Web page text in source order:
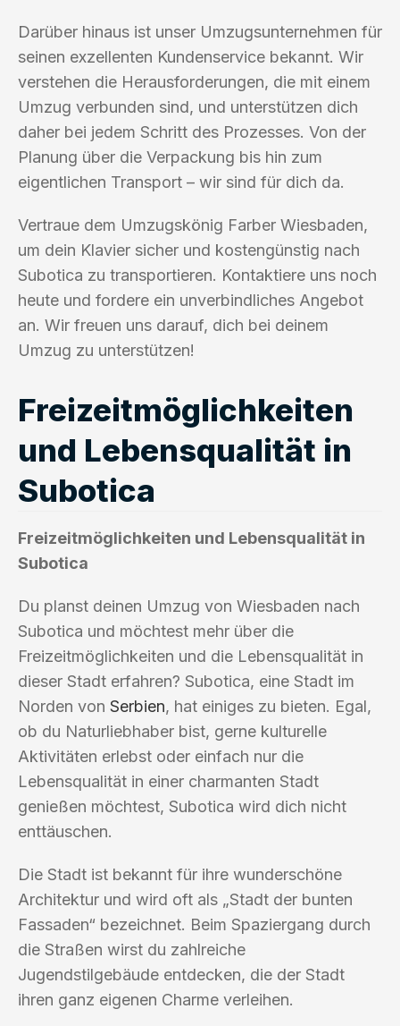
Darüber hinaus ist unser Umzugsunternehmen für
seinen exzellenten Kundenservice bekannt. Wir
verstehen die Herausforderungen, die mit einem
Umzug verbunden sind, und unterstützen dich
daher bei jedem Schritt des Prozesses. Von der
Planung über die Verpackung bis hin zum
eigentlichen Transport – wir sind für dich da.
Vertraue dem Umzugskönig Farber Wiesbaden,
um dein Klavier sicher und kostengünstig nach
Subotica zu transportieren. Kontaktiere uns noch
heute und fordere ein unverbindliches Angebot
an. Wir freuen uns darauf, dich bei deinem
Umzug zu unterstützen!
Freizeitmöglichkeiten
und Lebensqualität in
Subotica
Freizeitmöglichkeiten und Lebensqualität in
Subotica
Du planst deinen Umzug von Wiesbaden nach
Subotica und möchtest mehr über die
Freizeitmöglichkeiten und die Lebensqualität in
dieser Stadt erfahren? Subotica, eine Stadt im
Norden von Serbien, hat einiges zu bieten. Egal,
ob du Naturliebhaber bist, gerne kulturelle
Aktivitäten erlebst oder einfach nur die
Lebensqualität in einer charmanten Stadt
genießen möchtest, Subotica wird dich nicht
enttäuschen.
Die Stadt ist bekannt für ihre wunderschöne
Architektur und wird oft als „Stadt der bunten
Fassaden“ bezeichnet. Beim Spaziergang durch
die Straßen wirst du zahlreiche
Jugendstilgebäude entdecken, die der Stadt
ihren ganz eigenen Charme verleihen.